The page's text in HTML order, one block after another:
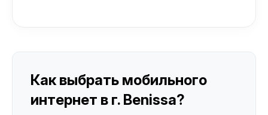
Как выбрать мобильного
интернет в г. Benissa?